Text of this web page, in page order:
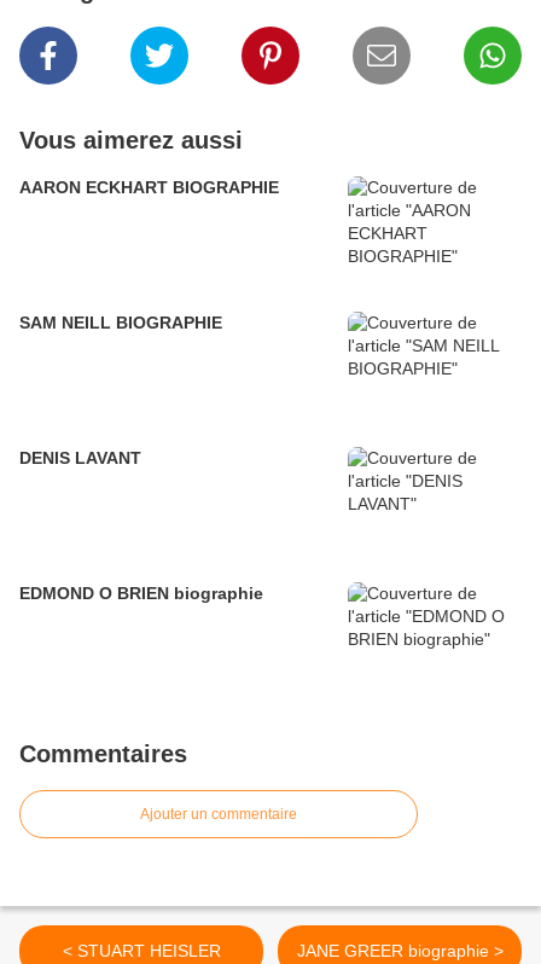
Vous aimerez aussi
AARON ECKHART BIOGRAPHIE
SAM NEILL BIOGRAPHIE
DENIS LAVANT
EDMOND O BRIEN biographie
Commentaires
Ajouter un commentaire
< STUART HEISLER JANE GREER biographie >